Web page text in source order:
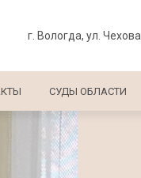
г. Вологда, ул.
СУДЫ ОБЛАСТИ